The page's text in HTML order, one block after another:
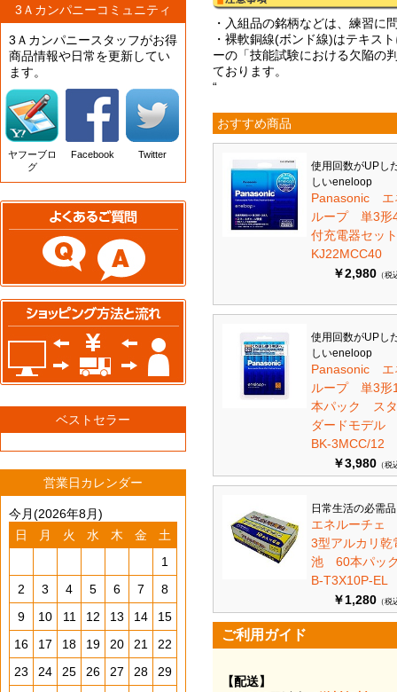
3Ａカンパニーコミュニティ
3Ａカンパニースタッフがお得
商品情報や日常を更新してい
ます。
ヤフーブロ
グ
Facebook Twitter
ベストセラー
営業日カレンダー
今月(2026年8月)
日
月 火 水 木 金
土
1
2
3 4 5 6 7
8
9
10 11 12 13 14
15
16
17 18 19 20 21
22
23
24 25 26 27 28
29
・入組品の銘柄などは、練習に
・裸軟銅線(ボンド線)はテキス
ーの「技能試験における欠陥の
ております。
“
おすすめ商品
使用回数がUPし
しいeneloop
Panasonic エ
ループ 単3形
付充電器セッ
KJ22MCC40
￥2,980 （税
使用回数がUPし
しいeneloop
Panasonic エ
ループ 単3形
本パック ス
ダードモデル
BK-3MCC/12
￥3,980 （税
日常生活の必需
エネルーチェ
3型アルカリ乾
池 60本パ
B-T3X10P-EL
￥1,280 （税
ご利用ガイド
【配送】